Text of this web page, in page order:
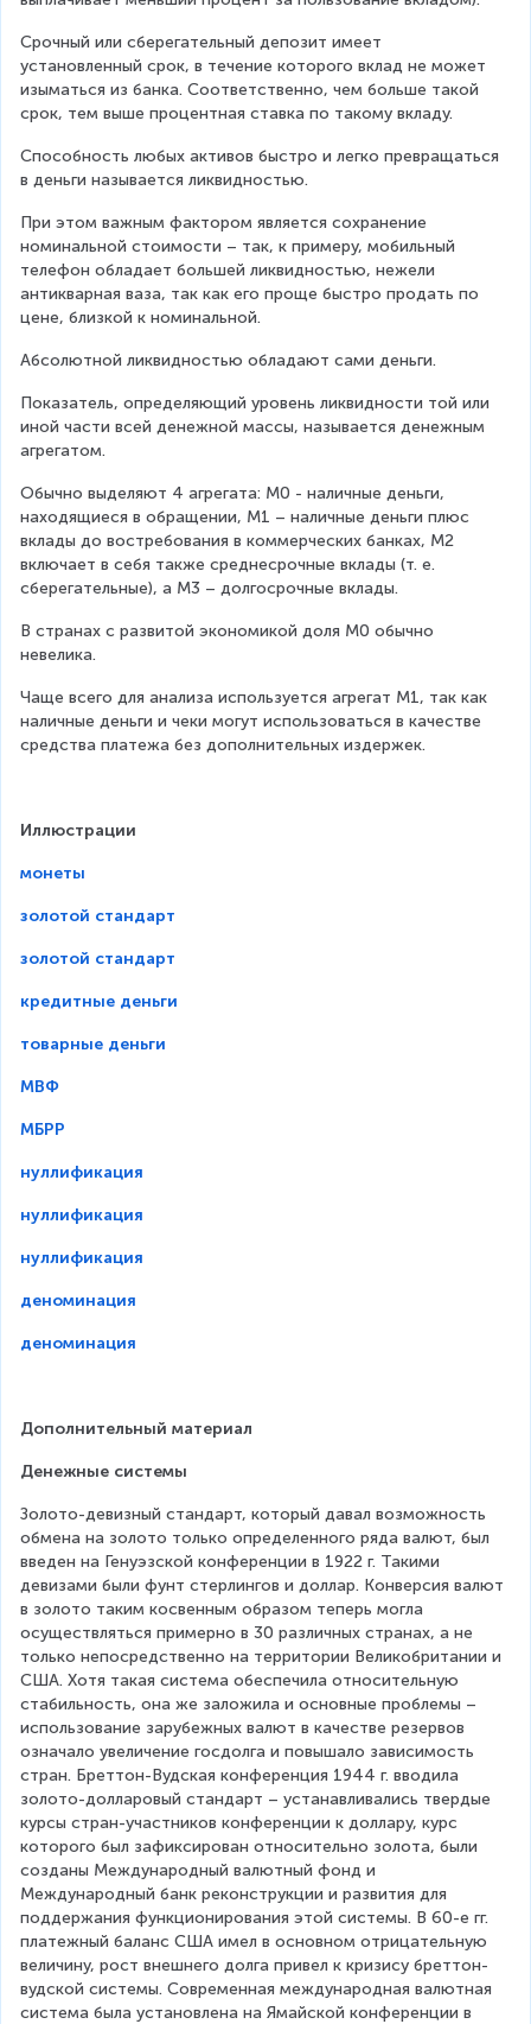
Срочный или сберегательный депозит имеет
установленный срок, в течение которого вклад не может
изыматься из банка. Соответственно, чем больше такой
срок, тем выше процентная ставка по такому вкладу.
Способность любых активов быстро и легко превращаться
в деньги называется ликвидностью.
При этом важным фактором является сохранение
номинальной стоимости – так, к примеру, мобильный
телефон обладает большей ликвидностью, нежели
антикварная ваза, так как его проще быстро продать по
цене, близкой к номинальной.
Абсолютной ликвидностью обладают сами деньги.
Показатель, определяющий уровень ликвидности той или
иной части всей денежной массы, называется денежным
агрегатом.
Обычно выделяют 4 агрегата: М0 - наличные деньги,
находящиеся в обращении, М1 – наличные деньги плюс
вклады до востребования в коммерческих банках, М2
включает в себя также среднесрочные вклады (т. е.
сберегательные), а М3 – долгосрочные вклады.
В странах с развитой экономикой доля М0 обычно
невелика.
Чаще всего для анализа используется агрегат М1, так как
наличные деньги и чеки могут использоваться в качестве
средства платежа без дополнительных издержек.
Иллюстрации
монеты
золотой стандарт
золотой стандарт
кредитные деньги
товарные деньги
МВФ
МБРР
нуллификация
нуллификация
нуллификация
деноминация
деноминация
Дополнительный материал
Денежные системы
Золото-девизный стандарт, который давал возможность
обмена на золото только определенного ряда валют, был
введен на Генуэзской конференции в 1922 г. Такими
девизами были фунт стерлингов и доллар. Конверсия валют
в золото таким косвенным образом теперь могла
осуществляться примерно в 30 различных странах, а не
только непосредственно на территории Великобритании и
США. Хотя такая система обеспечила относительную
стабильность, она же заложила и основные проблемы –
использование зарубежных валют в качестве резервов
означало увеличение госдолга и повышало зависимость
стран. Бреттон-Вудская конференция 1944 г. вводила
золото-долларовый стандарт – устанавливались твердые
курсы стран-участников конференции к доллару, курс
которого был зафиксирован относительно золота, были
созданы Международный валютный фонд и
Международный банк реконструкции и развития для
поддержания функционирования этой системы. В 60-е гг.
платежный баланс США имел в основном отрицательную
величину, рост внешнего долга привел к кризису бреттон-
вудской системы. Современная международная валютная
система была установлена на Ямайской конференции в